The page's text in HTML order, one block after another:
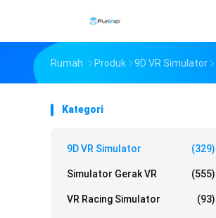
Rumah Produk 9D VR Simulator
Kategori
9D VR Simulator (329)
Simulator Gerak VR (555)
VR Racing Simulator (93)